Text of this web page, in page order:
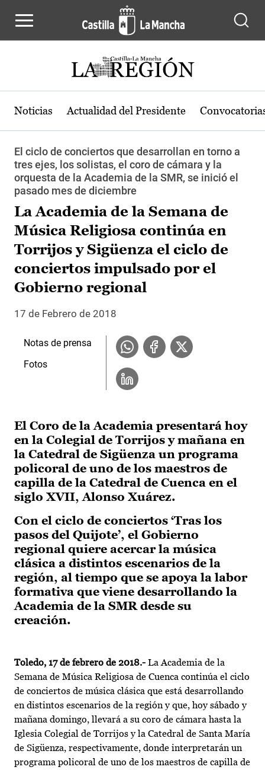
Noticias Actualidad del Presidente
El ciclo de conciertos que desarrollan en torno a
tres ejes, los solistas, el coro de cámara y la
orquesta de la Academia de la SMR, se inició el
pasado mes de diciembre
La Academia de la Semana de
Música Religiosa continúa en
Torrijos y Sigüenza el ciclo de
conciertos impulsado por el
Gobierno regional
17 de Febrero de 2018
El Coro de la Academia presentará hoy
en la Colegial de Torrijos y mañana en
la Catedral de Sigüenza un programa
policoral de uno de los maestros de
capilla de la Catedral de Cuenca en el
siglo XVII, Alonso Xuárez.
Con el ciclo de conciertos ‘Tras los
pasos del Quijote’, el Gobierno
regional quiere acercar la música
clásica a distintos escenarios de la
región, al tiempo que se apoya la labor
formativa que viene desarrollando la
Academia de la SMR desde su
creación.
Toledo, 17 de febrero de 2018.- La Academia de la
Semana de Música Religiosa de Cuenca continúa el ciclo
de conciertos de música clásica que está desarrollando
en distintos escenarios de la región y que, hoy sábado y
mañana domingo, llevará a su coro de cámara hasta la
Iglesia Colegial de Torrijos y la Catedral de Santa María
de Sigüenza, respectivamente, donde interpretarán un
programa policoral de uno de los maestros de capilla de
Notas de prensa
Fotos